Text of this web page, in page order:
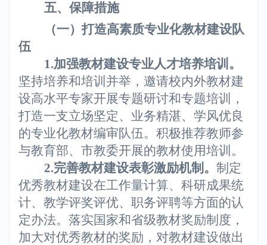
五、保障措施
（一）打造高素质专业化教材建设队
伍
1.加强教材建设专业人才培养培训。
坚持培养和培训并举，邀请校内外教材建
设高水平专家开展专题研讨和专题培训，
打造一支立场坚定、业务精湛、学风优良
的专业化教材编审队伍。积极推荐教师参
与教育部、市教委开展的教材使用培训。
2.完善教材建设表彰激励机制。 制定
优秀教材建设在工作量计算、科研成果统
计、教学评奖评优、职务评聘等方面的认
定办法。落实国家和省级教材奖励制度，
加大对优秀教材的奖励，对教材建设做出